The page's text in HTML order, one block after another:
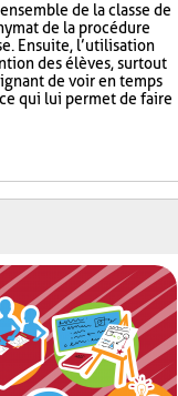
de la classe de
de la procédure
Ensuite, l’utilisation
des élèves, surtout
de voir en temps
qui lui permet de faire